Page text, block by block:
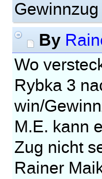
Gewinnzug
By
Wo
Rybka 3
win/
M.E. kann
Zug nicht
Rainer